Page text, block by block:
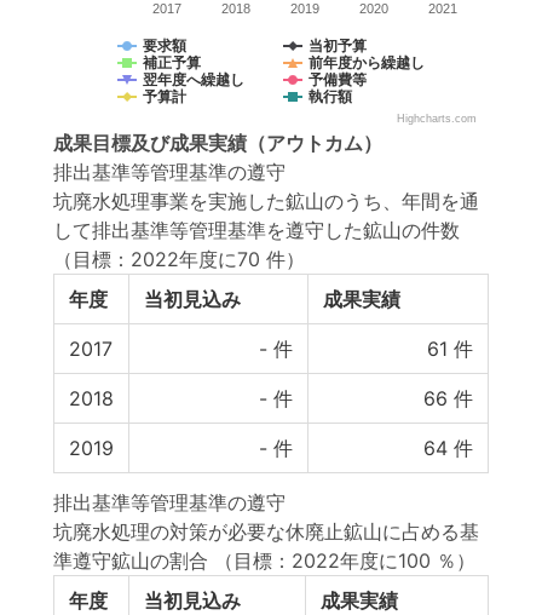
要求額
当初予算
補正予算
前年度から繰越し
翌年度へ繰越し
予備費等
予算計
執行額
2017 2018 2019 2020 2021
Highcharts.com
成果目標及び成果実績 （アウトカム）
排出基準等管理基準の遵守
坑廃水処理事業を実施した鉱山のうち、年間を通
して排出基準等管理基準を遵守した鉱山の件数
（目標：2022年度に70 件）
年度
当初見込み 成果実績
2017 - 件 61 件
2018 - 件 66 件
2019 - 件 64 件
排出基準等管理基準の遵守
坑廃水処理の対策が必要な休廃止鉱山に占める基
準遵守鉱山の割合
（目標：2022年度に100 ％）
年度
当初見込み 成果実績